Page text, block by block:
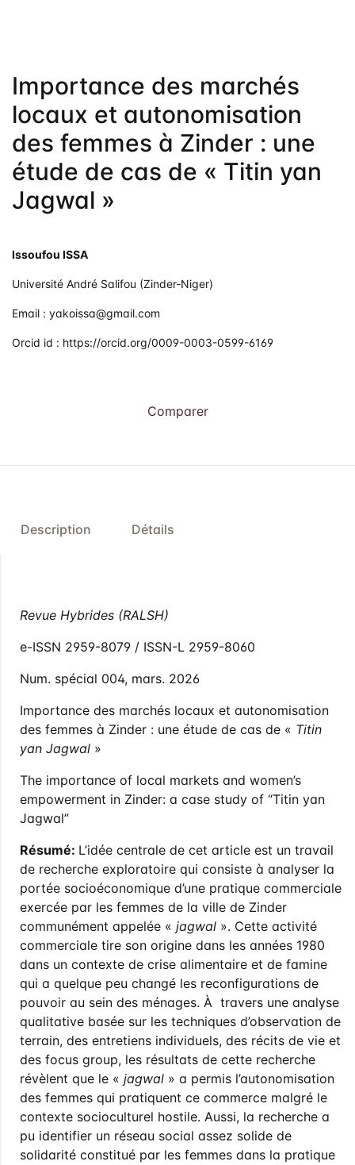
Importance des marchés
locaux et autonomisation
des femmes à Zinder : une
étude de cas de « Titin yan
Jagwal »
Issoufou ISSA
Université André Salifou (Zinder-Niger)
Email : yakoissa@gmail.com
Orcid id : https://orcid.org/0009-0003-0599-6169
Comparer
Description Détails
Revue Hybrides (RALSH)
e-ISSN 2959-8079 / ISSN-L 2959-8060
Num. spécial 004, mars. 2026
Importance des marchés locaux et autonomisation
des femmes à Zinder : une étude de cas de « Titin
yan Jagwal »
The importance of local markets and women’s
empowerment in Zinder: a case study of “Titin yan
Jagwal”
Résumé: L’idée centrale de cet article est un travail
de recherche exploratoire qui consiste à analyser la
portée socioéconomique d’une pratique commerciale
exercée par les femmes de la ville de Zinder
communément appelée « jagwal ». Cette activité
commerciale tire son origine dans les années 1980
dans un contexte de crise alimentaire et de famine
qui a quelque peu changé les reconfigurations de
pouvoir au sein des ménages. À travers une analyse
qualitative basée sur les techniques d’observation de
terrain, des entretiens individuels, des récits de vie et
des focus group, les résultats de cette recherche
révèlent que le « jagwal » a permis l’autonomisation
des femmes qui pratiquent ce commerce malgré le
contexte socioculturel hostile. Aussi, la recherche a
pu identifier un réseau social assez solide de
solidarité constitué par les femmes dans la pratique